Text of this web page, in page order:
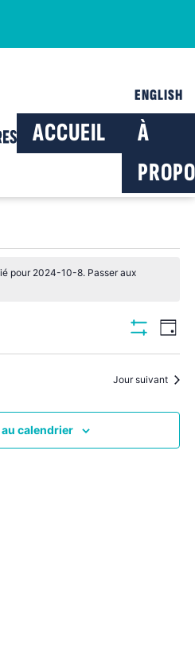
ENGLISH
ACCUEIL
À
pour 2024-10-8. Passer aux
parde
Jour
Jour suivant
au calendrier